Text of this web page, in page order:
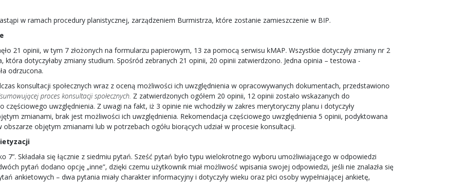
w ramach procedury planistycznej, zarządzeniem Burmistrza, które zostanie zamieszczenie w BIP.
21 opinii, w tym 7 złożonych na formularzu papierowym, 13 za pomocą serwisu kMAP. Wszystkie dotyczyły zmiany nr 2
która dotyczyłaby zmiany studium. Spośród zebranych 21 opinii, 20 opinii zatwierdzono. Jedna opinia – testowa -
odrzucona.
konsultacji społecznych wraz z oceną możliwości ich uwzględnienia w opracowywanych dokumentach, przedstawiono
proces konsultacji społecznych. Z zatwierdzonych ogółem 20 opinii, 12 opinii zostało wskazanych do
częściowego uwzględnienia. Z uwagi na fakt, iż 3 opinie nie wchodziły w zakres merytoryczny planu i dotyczyły
zmianami, brak jest możliwości ich uwzględnienia. Rekomendacja częściowego uwzględnienia 5 opinii, podyktowana
obszarze objętym zmianami lub w potrzebach ogółu biorących udział w procesie konsultacji.
7”. Składała się łącznie z siedmiu pytań. Sześć pytań było typu wielokrotnego wyboru umożliwiającego w odpowiedzi
pytań dodano opcję „inne”, dzięki czemu użytkownik miał możliwość wpisania swojej odpowiedzi, jeśli nie znalazła się
ankietowych – dwa pytania miały charakter informacyjny i dotyczyły wieku oraz płci osoby wypełniającej ankietę,